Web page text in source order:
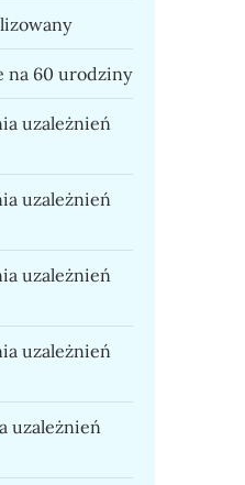
na 60 urodziny
uzależnień
uzależnień
uzależnień
uzależnień
uzależnień